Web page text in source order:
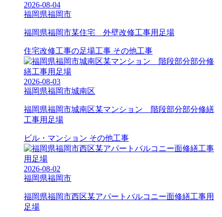
2026-08-04
福岡県福岡市
福岡県福岡市某住宅 外壁改修工事用足場
住宅改修工事の足場工事 その他工事
2026-08-03
福岡県福岡市城南区
福岡県福岡市城南区某マンション 階段部分部分修繕
工事用足場
ビル・マンション その他工事
2026-08-02
福岡県福岡市
福岡県福岡市西区某アパートバルコニー面修繕工事用
足場